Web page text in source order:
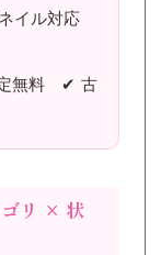
イル対応
無料 ✔ 古
リ × 状